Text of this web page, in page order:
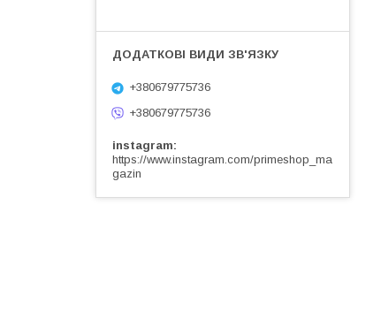
+380679775736
+380679775736
instagram
https://www.instagram.com/primeshop_ma
gazin